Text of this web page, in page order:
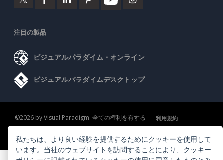
注目の製品
ビジュアルパラダイム・オンライン
ビジュアルパラダイムデスクトップ
©2026 by Visual Paradigm. 全ての権利を有する
利用規約
プライバシーポリシー
Content Guidelines セキュリティ概要
私たちは、より良い経験を提供するためにクッキーを使用して
います。当社のウェブサイトを訪問することにより、 クッキー